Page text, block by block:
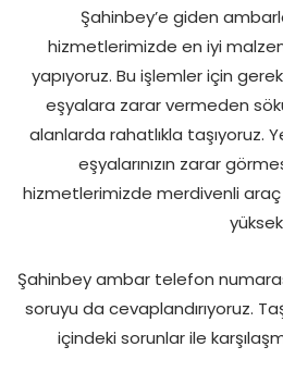
Şahinbey’e giden
hizmetlerimizde en iyi
yapıyoruz. Bu işlemler için
eşyalara zarar vermeden
alanlarda rahatlıkla taşıyoruz.
eşyalarınızın zarar
hizmetlerimizde merdivenli
Şahinbey ambar telefon
soruyu da cevaplandırıyoruz.
içindeki sorunlar ile